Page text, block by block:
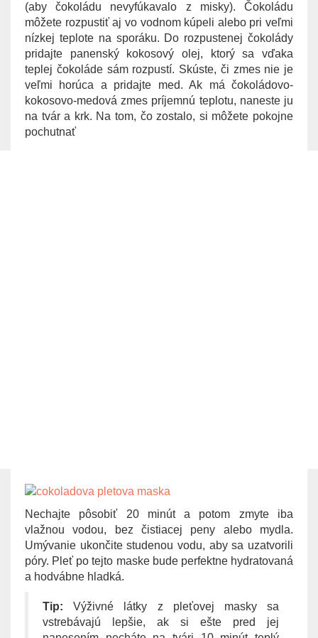
(aby čokoládu nevyfúkavalo z misky). Čokoládu
môžete rozpustiť aj vo vodnom kúpeli alebo pri veľmi
nízkej teplote na sporáku. Do rozpustenej čokolády
pridajte panenský kokosový olej, ktorý sa vďaka
teplej čokoláde sám rozpustí. Skúste, či zmes nie je
veľmi horúca a pridajte med. Ak má čokoládovo-
kokosovo-medová zmes príjemnú teplotu, naneste ju
na tvár a krk. Na tom, čo zostalo, si môžete pokojne
pochutnať
Nechajte pôsobiť 20 minút a potom zmyte iba
vlažnou vodou, bez čistiacej peny alebo mydla.
Umývanie ukončite studenou vodu, aby sa uzatvorili
póry. Pleť po tejto maske bude perfektne hydratovaná
a hodvábne hladká.
Tip: Výživné látky z pleťovej masky sa
vstrebávajú lepšie, ak si ešte pred jej